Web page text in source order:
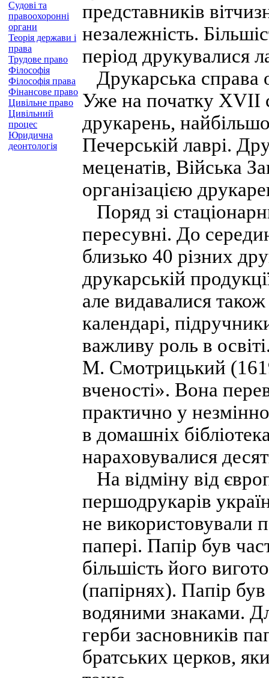
Судові та
правоохоронні
органи
Теорія держави і
права
Трудове право
Філософія
Філософія права
Фінансове право
Цивільне право
Цивільний
процес
Юридична
деонтологія
представників
незалежність.
період друкувалися
Друкарська справа
Уже на початку XVII
друкарень,
Печерській лаврі.
меценатів, Війська
організацією
Поряд зі
пересувні. До
близько 40 різних
друкарській
але видавалися
календарі,
важливу роль в
М. Смотрицький
вченості». Вона
практично у
в домашніх
нараховувалися
На відміну від
першодрукарів
не використовували
папері. Папір був
більшість його
(папірнях). Папір
водяними знаками.
герби засновників
братських церков,